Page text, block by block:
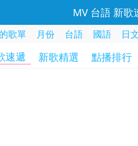
MV 台語 新歌
歌單 月份 台語 國語 日
速遞 新歌精選 點播排行